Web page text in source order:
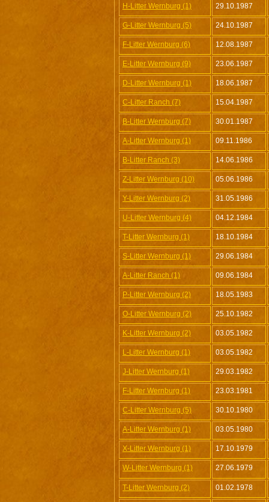
H-Litter Wernburg (1) 29.10.1987
G-Litter Wernburg (5) 24.10.1987
F-Litter Wernburg (6) 12.08.1987
E-Litter Wernburg (9) 23.06.1987
D-Litter Wernburg (1) 18.06.1987
C-Litter Ranch (7) 15.04.1987
B-Litter Wernburg (7) 30.01.1987
A-Litter Wernburg (1) 09.11.1986
B-Litter Ranch (3) 14.06.1986
Z-Litter Wernburg (10) 05.06.1986
Y-Litter Wernburg (2) 31.05.1986
U-Litter Wernburg (4) 04.12.1984
T-Litter Wernburg (1) 18.10.1984
S-Litter Wernburg (1) 29.06.1984
A-Litter Ranch (1) 09.06.1984
P-Litter Wernburg (2) 18.05.1983
O-Litter Wernburg (2) 25.10.1982
K-Litter Wernburg (2) 03.05.1982
L-Litter Wernburg (1) 03.05.1982
J-Litter Wernburg (1) 29.03.1982
F-Litter Wernburg (1) 23.03.1981
C-Litter Wernburg (5) 30.10.1980
A-Litter Wernburg (1) 03.05.1980
X-Litter Wernburg (1) 17.10.1979
W-Litter Wernburg (1) 27.06.1979
T-Litter Wernburg (2) 01.02.1978